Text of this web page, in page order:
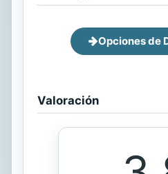
Opciones de
Valoración